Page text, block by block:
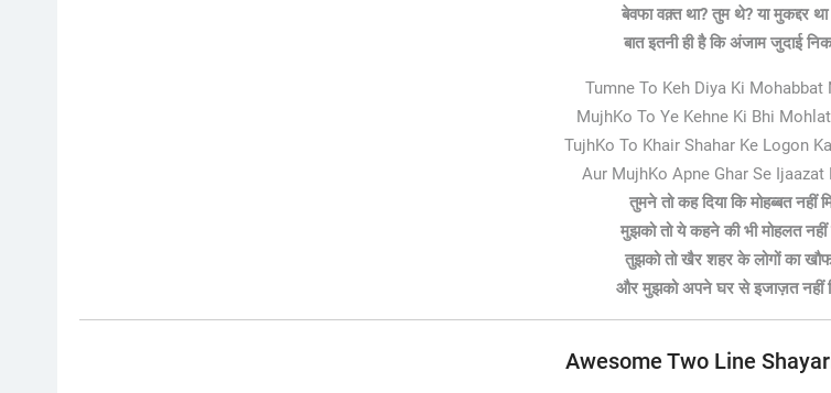
बेवफा वक़्त था? तुम थे? या मुकद्दर था
बात इतनी ही है कि अंजाम जुदाई
Tumne To Keh Diya Ki Mohabbat
MujhKo To Ye Kehne Ki Bhi
TujhKo To Khair Shahar Ke Logon
Aur MujhKo Apne Ghar Se
तुमने तो कह दिया कि मोहब्बत नहीं
मुझको तो ये कहने की भी मोहलत नहीं
तुझको तो खैर शहर के लोगों का
और मुझको अपने घर से इजाज़त नहीं
Awesome Two Line